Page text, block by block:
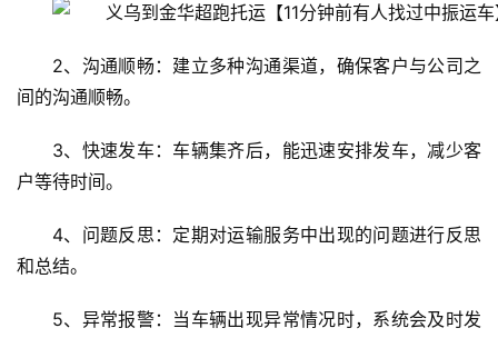
2、沟通顺畅：建立多种沟通渠道，确保客户与公司之
间的沟通顺畅。
3、快速发车：车辆集齐后，能迅速安排发车，减少客
户等待时间。
4、问题反思：定期对运输服务中出现的问题进行反思
和总结。
5、异常报警：当车辆出现异常情况时，系统会及时发